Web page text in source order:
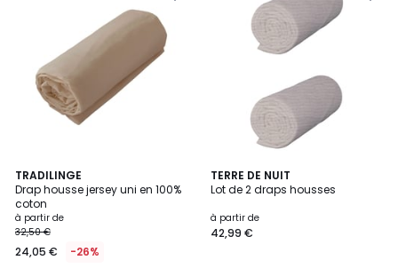
TRADILINGE
Drap housse jersey uni en 100%
coton
à partir de
32,50 €
24,05 € -26%
5
/
5
6
Couleurs
TERRE DE NUIT
Lot de 2 draps housses
à partir de
42,99 €